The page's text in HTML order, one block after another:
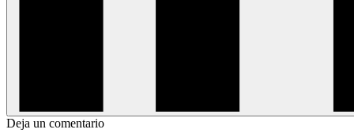
Deja un comentario